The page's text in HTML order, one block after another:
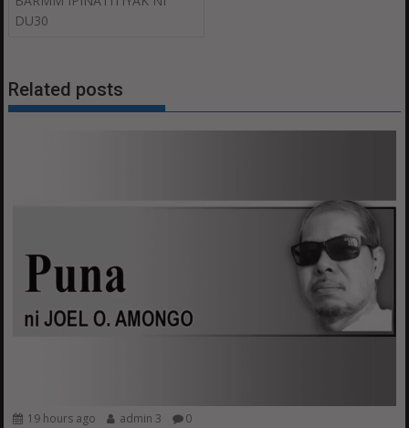
DU30
Related posts
19 hours ago admin 3 0